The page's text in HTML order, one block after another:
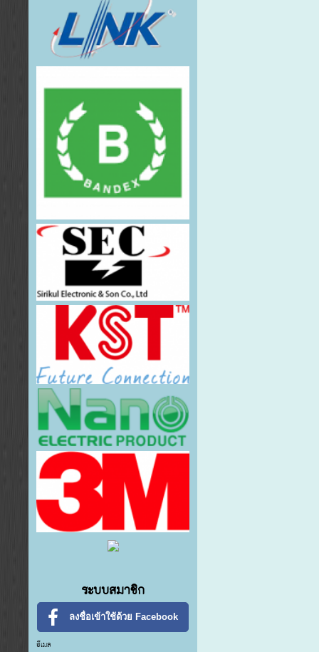
ระบบสมาชิก
ลงชื่อเข้าใช้ด้วย Facebook
อีเมล